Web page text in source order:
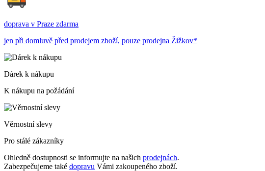
doprava v Praze zdarma
jen při domluvě před prodejem zboží, pouze prodejna Žižkov*
Dárek k nákupu
K nákupu na požádání
Věrnostní slevy
Pro stálé zákazníky
Ohledně dostupnosti se informujte na našich prodejnách.
Zabezpečujeme také dopravu Vámi zakoupeného zboží.